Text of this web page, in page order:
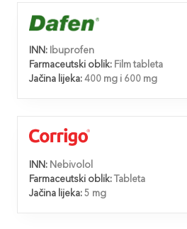
INN:
Ibuprofen
Farmaceutski oblik: Film tableta
Jačina lijeka: 400 mg i 600 mg
INN: Nebivolol
Farmaceutski oblik:
Tableta
Jačina lijeka: 5 mg